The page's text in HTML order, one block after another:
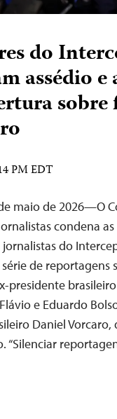
do
assédio e
PM EDT
maio de 2026—O
condena
do
de reportagens
presidente
e Eduardo
Daniel Vorcaro,
“Silenciar